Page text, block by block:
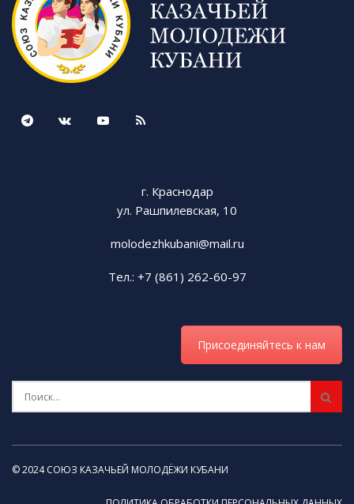
г. Краснодар
ул. Рашпилевская, 10
molodezhkubani@mail.ru
Тел.: +7 (861) 262-60-97
Присоединяйтесь к нам
© 2024 СОЮЗ КАЗАЧЬЕЙ МОЛОДЁЖИ КУБАНИ